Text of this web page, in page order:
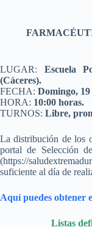
LUGAR: Escuela
(Cáceres).
FECHA: Domingo,
HORA: 10:00 horas.
TURNOS: Libre,
La distribución de los
portal de Selección
(https://
suficiente al día de
Aquí puedes obtener
Listas